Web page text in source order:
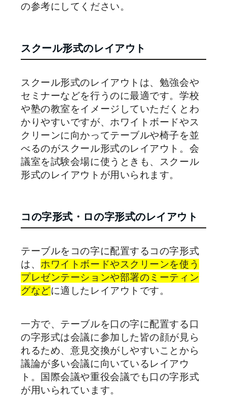
の参考にしてください。
スクール形式のレイアウト
スクール形式のレイアウトは、勉強会や
セミナーなどを行うのに最適です。学校
や塾の教室をイメージしていただくとわ
かりやすいですが、ホワイトボードやス
クリーンに向かってテーブルや椅子を並
べるのがスクール形式のレイアウト。会
議室を試験会場に使うときも、スクール
形式のレイアウトが用いられます。
コの字形式・ロの字形式のレイアウト
テーブルをコの字に配置するコの字形式
は、 ホワイトボードやスクリーンを使う
プレゼンテーションや部署のミーティン
グなどに適したレイアウトです。
一方で、テーブルを口の字に配置する口
の字形式は会議に参加した皆の顔が見ら
れるため、意見交換がしやすいことから
議論が多い会議に向いているレイアウ
ト。国際会議や重役会議でも口の字形式
が用いられています。